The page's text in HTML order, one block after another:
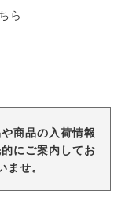
ら
商品の入荷情報
にご案内してお
ませ。